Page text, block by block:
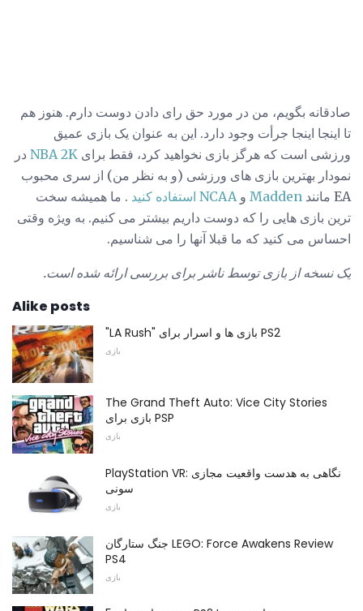
صادقانه بگویم، من در مورد حق رای دادن دوست دارم. هنوز هم
تا اینجا اینجا جرأت وجود دارد. این به عنوان یک بازی عمیق
ورزشی است که هرگز بازی نخواهید کرد، فقط برای NBA 2K در
نمودار بهترین بازی های ورزشی (و به نظر من) از سری محبوب
EA مانند
Madden و NCAA استفاده کنید
. ما همیشه سخت
ترین بازی هایی را که دوست داریم بیشتر می کنیم. به ویژه وقتی
احساس می کنید که ما قبلا آنها را می شناسیم.
یک نسخه از بازی توسط ناشر برای بررسی ارائه شده است.
Alike posts
"LA Rush" بازی ها و اسرار برای PS2
بازی
The Grand Theft Auto: Vice City Stories
بازی برای PSP
بازی
PlayStation VR: نگاهی به هدست واقعیت مجازی
سونی
بازی
جنگ ستارگان LEGO: Force Awakens Review
PS4
بازی